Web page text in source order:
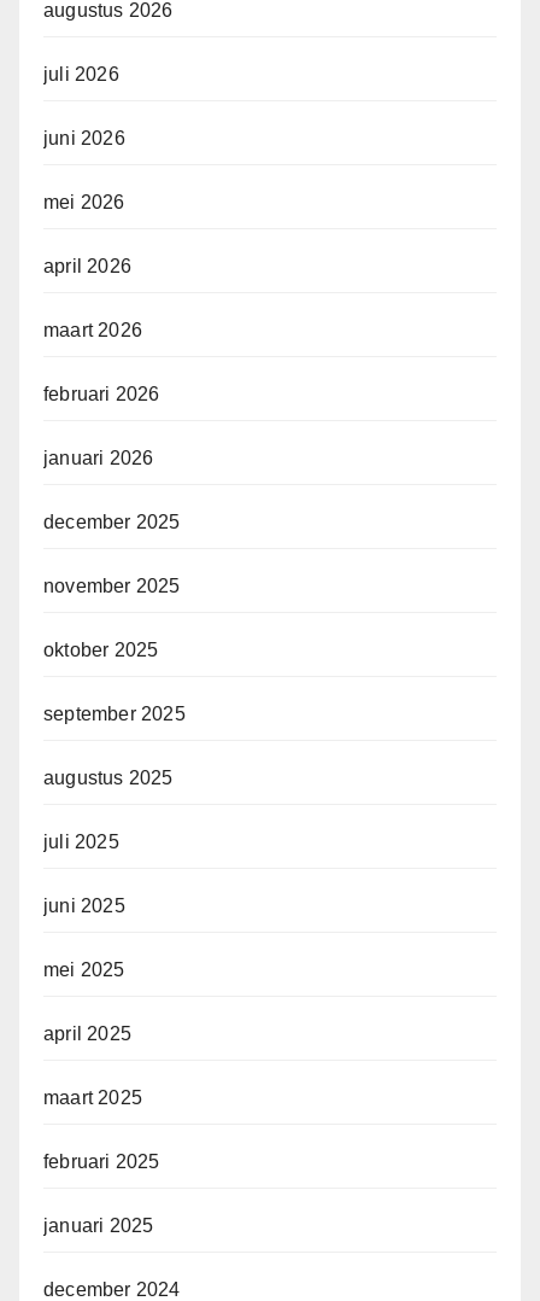
augustus 2026
juli 2026
juni 2026
mei 2026
april 2026
maart 2026
februari 2026
januari 2026
december 2025
november 2025
oktober 2025
september 2025
augustus 2025
juli 2025
juni 2025
mei 2025
april 2025
maart 2025
februari 2025
januari 2025
december 2024